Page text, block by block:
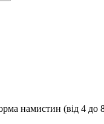
намистин (від 4 до